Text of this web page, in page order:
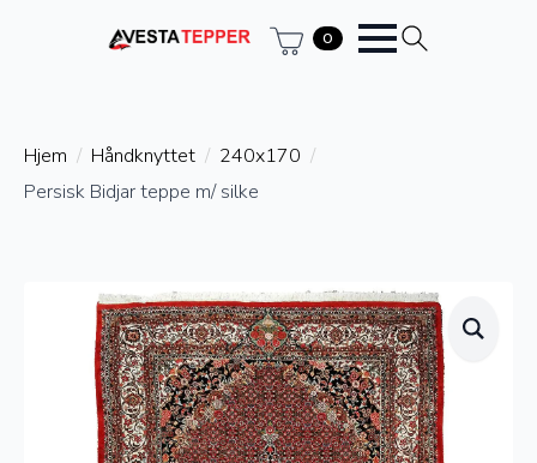
0
Hjem Håndknyttet
240x170
Persisk Bidjar teppe m/ silke